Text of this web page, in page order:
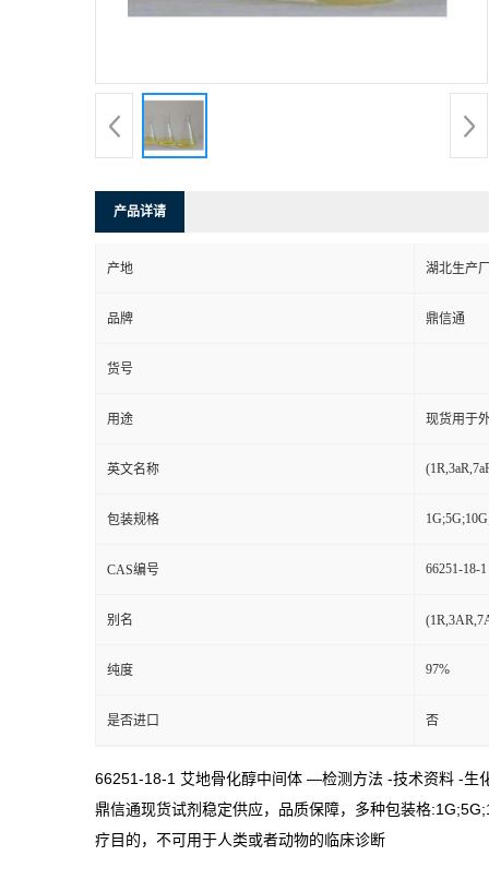
产品详请
产地 湖北生产
品牌 鼎信通
货号
用途 现货用于
英文名称
包装规格
CAS编号 66251-18-1
别名
纯度 97%
是否进口 否
66251-18-1 艾地骨化醇中间体 —检测方法 -技术资料 -生
鼎信通现货试剂稳定供应，品质保障，多种包装格
疗目的，不可用于人类或者动物的临床诊断